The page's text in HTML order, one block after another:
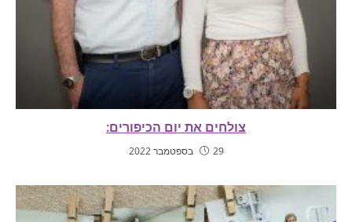
צולחים את יום הכיפורים:
29 בספטמבר 2022